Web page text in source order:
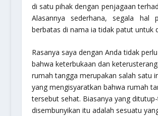
di satu pihak dengan penjagaan
Alasannya sederhana, segala hal
berbatas di nama ia tidak patut untuk
Rasanya saya dengan Anda tidak
bahwa keterbukaan dan
rumah tangga merupakan salah satu
yang mengisyaratkan bahwa rumah
tersebut sehat. Biasanya yang
disembunyikan itu adalah sesuatu